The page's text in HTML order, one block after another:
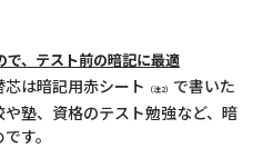
、テスト前の暗記に最適
は暗記用赤シート （注2） で書いた
塾、資格のテスト勉強など、暗
す。